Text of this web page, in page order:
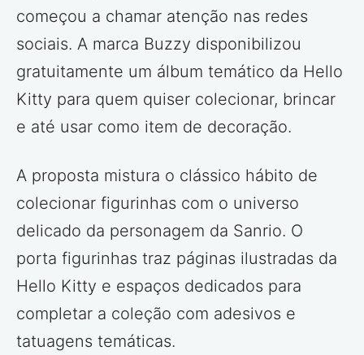
começou a chamar atenção nas redes
sociais. A marca Buzzy disponibilizou
gratuitamente um álbum temático da Hello
Kitty para quem quiser colecionar, brincar
e até usar como item de decoração.
A proposta mistura o clássico hábito de
colecionar figurinhas com o universo
delicado da personagem da Sanrio. O
porta figurinhas traz páginas ilustradas da
Hello Kitty e espaços dedicados para
completar a coleção com adesivos e
tatuagens temáticas.